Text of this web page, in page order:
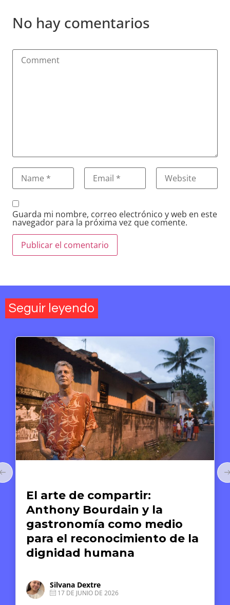
No hay comentarios
Guarda mi nombre, correo electrónico y web en este
navegador para la próxima vez que comente.
Seguir leyendo
El arte de compartir:
Anthony Bourdain y la
gastronomía como medio
para el reconocimiento de la
dignidad humana
Silvana Dextre
17 DE JUNIO DE 2026